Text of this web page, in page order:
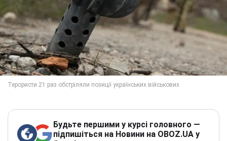
Будьте першими у курсі головного —
підпишіться на Новини на OBOZ.UA у